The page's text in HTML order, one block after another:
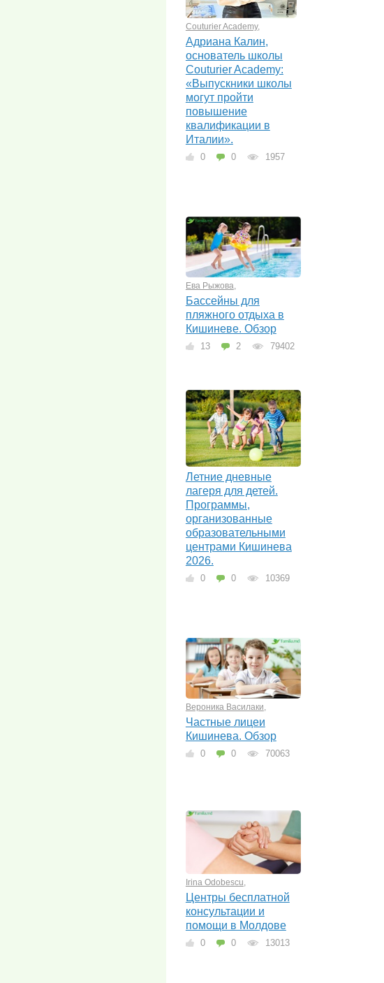
Couturier Academy,
Адриана Калин,
основатель школы
Couturier Academy:
«Выпускники школы
могут пройти
повышение
квалификации в
Италии».
0 0 1957
Ева Рыжова,
Бассейны для
пляжного отдыха в
Кишиневе. Обзор
13 2 79402
Летние дневные
лагеря для детей.
Программы,
организованные
образовательными
центрами Кишинева
2026.
0 0 10369
Вероника Василаки,
Частные лицеи
Кишинева. Обзор
0 0 70063
Irina Odobescu,
Центры бесплатной
консультации и
помощи в Молдове
0 0 13013